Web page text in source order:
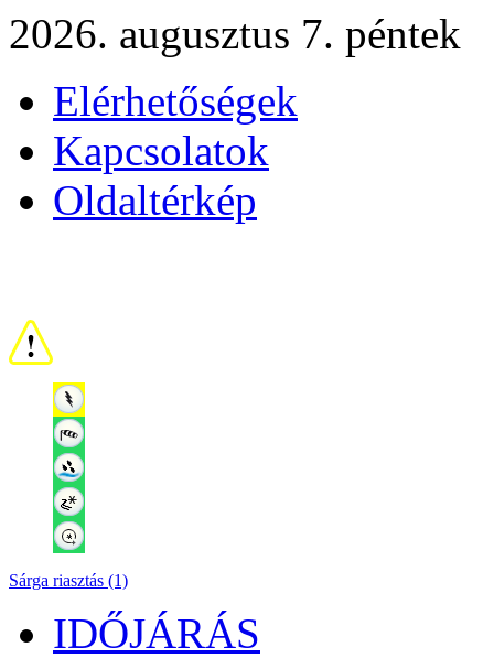
2026. augusztus 7. péntek
Elérhetőségek
Kapcsolatok
Oldaltérkép
Sárga riasztás (1)
IDŐJÁRÁS